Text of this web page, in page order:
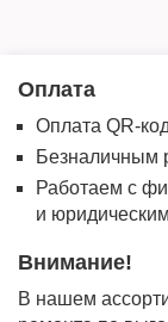
Оплата
Оплата QR-
Безналичным
Работаем с
и
Внимание!
В нашем